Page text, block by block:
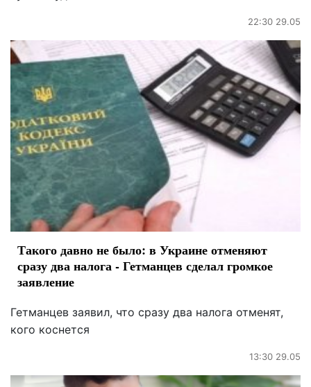
22:30 29.05
Такого давно не было: в Украине отменяют
сразу два налога - Гетманцев сделал громкое
заявление
Гетманцев заявил, что сразу два налога отменят,
кого коснется
13:30 29.05